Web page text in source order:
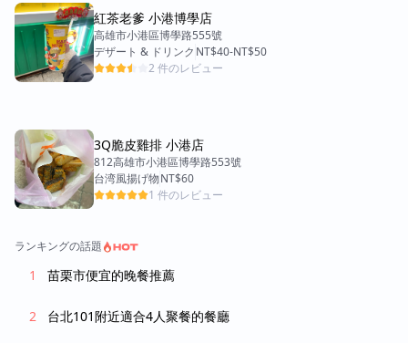
紅茶老爹 小港博學店
高雄市小港區博學路555號
デザート & ドリンク NT$40-NT$50
2 件のレビュー
3Q脆皮雞排 小港店
812高雄市小港區博學路553號
台湾風揚げ物NT$60
1 件のレビュー
ランキングの話題
苗栗市便宜的晚餐推薦
台北101附近適合4人聚餐的餐廳